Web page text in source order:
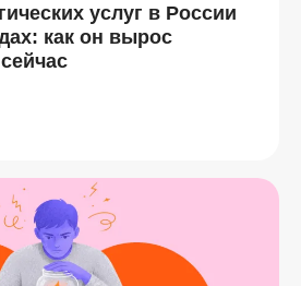
услуг в России
как он вырос